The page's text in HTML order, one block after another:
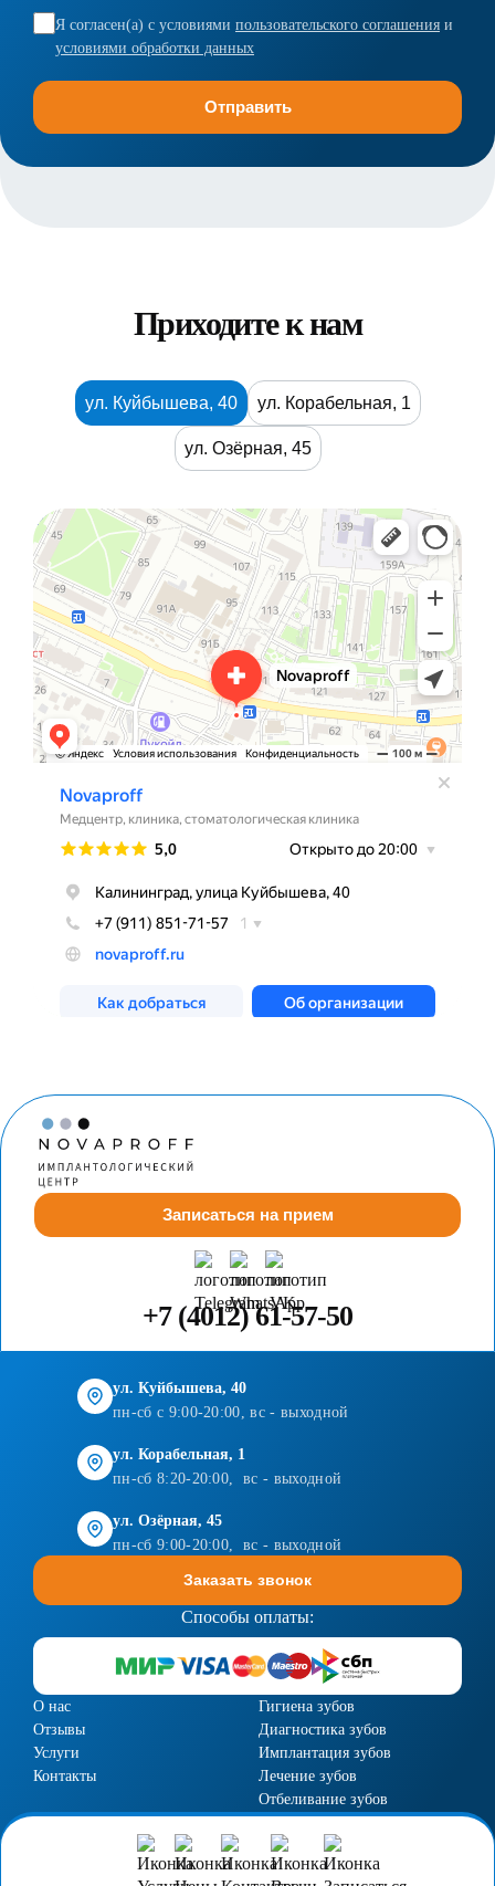
Я согласен(а) с условиями пользовательского соглашения и
условиями обработки данных
Приходите к нам
ул. Куйбышева, 40 ул. Корабельная, 1
ул. Озёрная, 45
Записаться на прием
+7 (4012) 61-57-50
ул. Куйбышева, 40
пн-сб с 9:00-20:00, вс - выходной
ул. Корабельная, 1
пн-сб 8:20-20:00, вс - выходной
ул. Озёрная, 45
пн-сб 9:00-20:00, вс - выходной
Заказать звонок
Способы оплаты:
О нас
Отзывы
Услуги
Контакты
Гигиена зубов
Диагностика зубов
Имплантация зубов
Лечение зубов
Отбеливание зубов
Пародонтология
Протезирование зубов